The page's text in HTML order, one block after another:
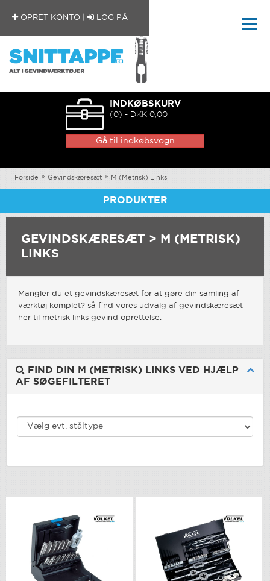
OPRET KONTO LOG PÅ
INDKØBSKURV
(0) - DKK 0,00
Gå til indkøbsvogn
Forside Gevindskæresæt M (Metrisk) Links
PRODUKTER
GEVINDSKÆRESÆT > M (METRISK)
LINKS
Mangler du et gevindskæresæt for at gøre din samling af
værktøj komplet? så find vores udvalg af gevindskæresæt
her til metrisk links gevind oprettelse.
FIND DIN M (METRISK) LINKS VED HJÆLP
AF SØGEFILTERET